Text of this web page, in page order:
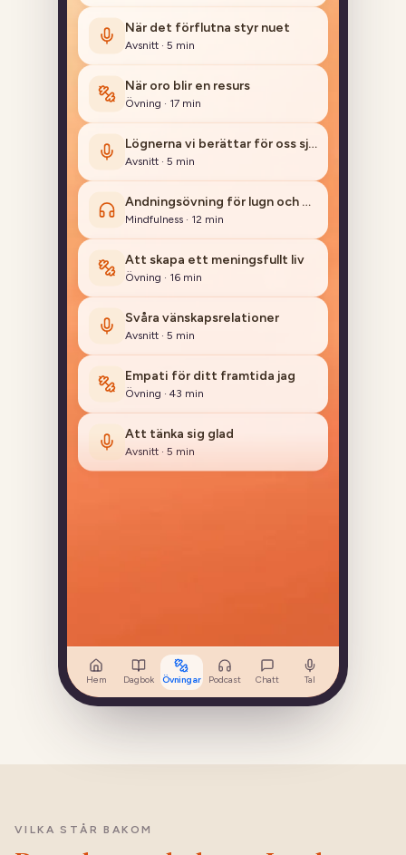
Avsnitt·5 min
Övning· 17min
Avsnitt·5min
Mindfulness·12min
Övning· 16min
Avsnitt ·5min
Övning· 43min
Avsnitt·5min
Hem Dagbok Övningar Podcast Chatt Tal
VILKA STÅR BAKOM